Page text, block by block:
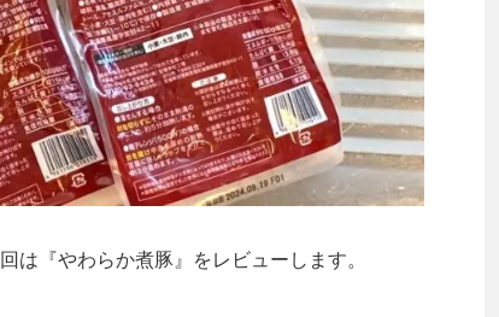
『やわらか煮豚』をレビューします。